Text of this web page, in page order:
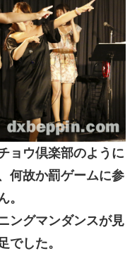
ョウ倶楽部のように
何故か罰ゲームに参
。
ングマンダンスが見
でした。